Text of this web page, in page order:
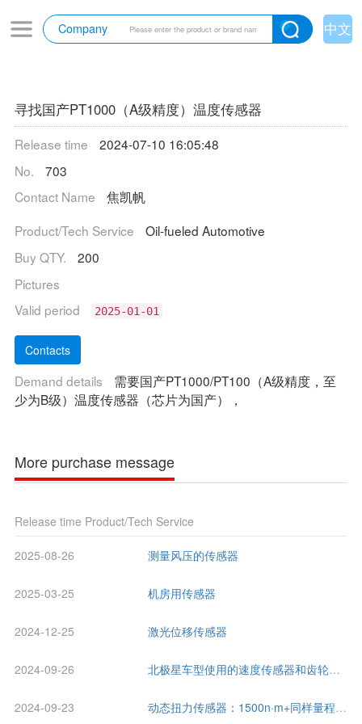
Company 中文
寻找国产PT1000（A级精度）温度传感器
Release time
2024-07-10 16:05:48
No.
703
Contact Name
焦凯帆
Product/Tech Service
Oil-fueled Automotive
Buy QTY.
200
Pictures
Valid period
2025-01-01
Demand details
需要国产PT1000/PT100（A级精度，至
少为B级）温度传感器（芯片为国产），
More purchase message
Release time Product/Tech Service
2025-08-26 测量风压的传感器
2025-03-25 机房用传感器
2024-12-25 激光位移传感器
2024-09-26 北极星车型使用的速度传感器和齿轮位置传感器
2024-09-23 动态扭力传感器：1500n·m+同样量程的磁粉制动器